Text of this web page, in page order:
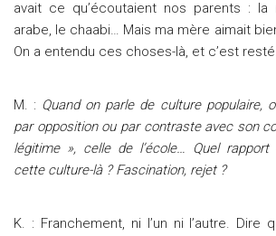
avait ce qu’écoutaient nos parents : la
arabe, le chaabi… Mais ma mère aimait
On a entendu ces choses-là, et c’est
M. : Quand on parle de culture populaire,
par opposition ou par contraste avec son
légitime », celle de l’école… Quel rapport
cette culture-là ? Fascination, rejet ?
K. : Franchement, ni l’un ni l’autre. Dire